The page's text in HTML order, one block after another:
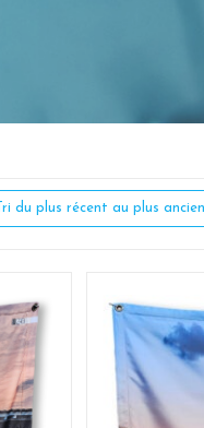
Tri du plus récent au plus ancien